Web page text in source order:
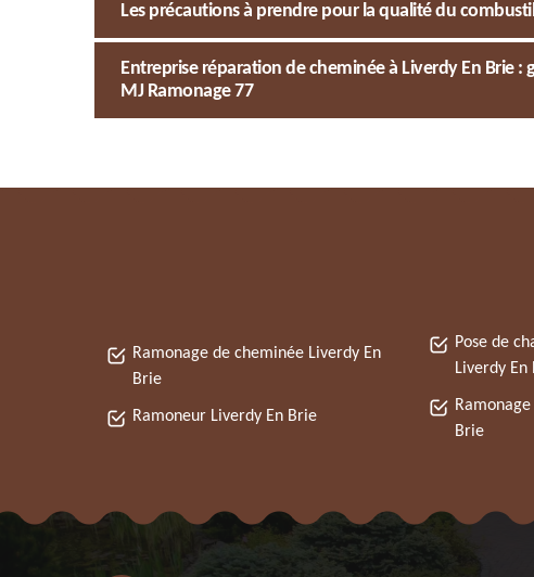
Les précautions à prendre pour la qualité du
Entreprise réparation de cheminée à Liverdy En Brie :
MJ Ramonage 77
Ramonage de cheminée Liverdy En
Brie
Ramoneur Liverdy En Brie
Pose de
Liverdy En
Brie